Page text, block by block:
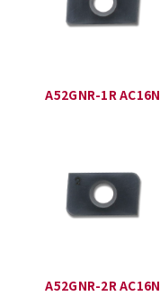
A52GNR-1R AC16N
A52GNR-2R AC16N